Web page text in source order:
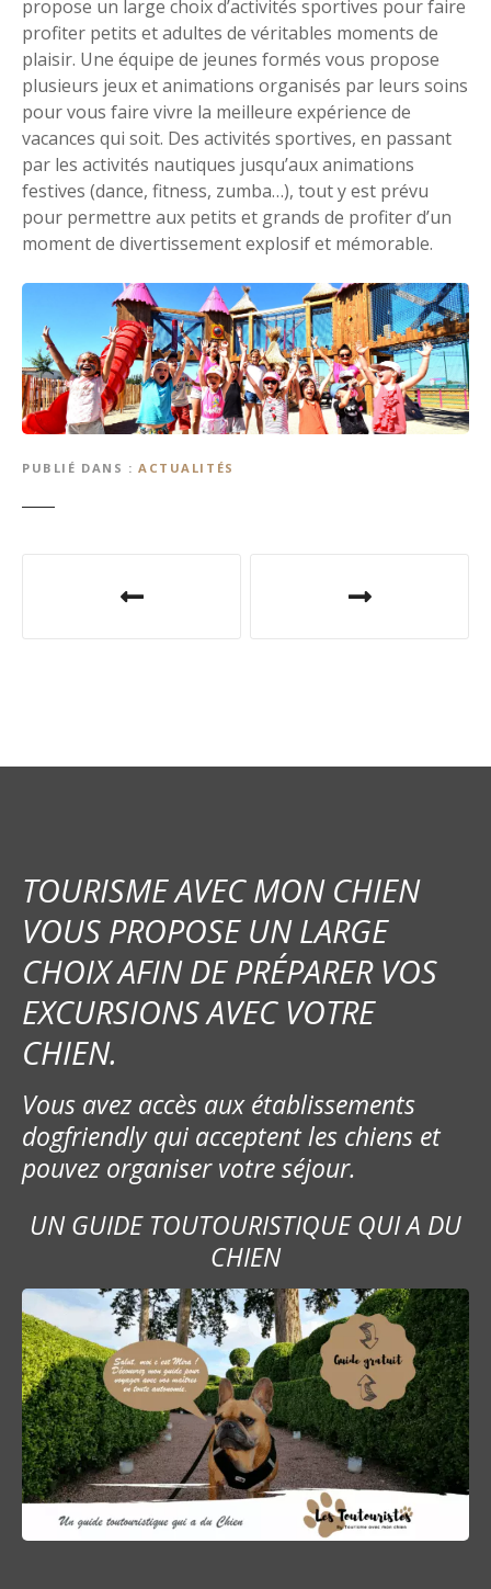
propose un large choix d’activités sportives pour faire
profiter petits et adultes de véritables moments de
plaisir. Une équipe de jeunes formés vous propose
plusieurs jeux et animations organisés par leurs soins
pour vous faire vivre la meilleure expérience de
vacances qui soit. Des activités sportives, en passant
par les activités nautiques jusqu’aux animations
festives (dance, fitness, zumba…), tout y est prévu
pour permettre aux petits et grands de profiter d’un
moment de divertissement explosif et mémorable.
PUBLIÉ DANS ACTUALITÉS
i
o
n
d
e
l
’
a
r
t
i
c
l
e
TOURISME AVEC MON CHIEN
VOUS PROPOSE UN LARGE
CHOIX AFIN DE PRÉPARER VOS
EXCURSIONS AVEC VOTRE
CHIEN.
Vous avez accès aux établissements
dogfriendly qui acceptent les chiens et
pouvez organiser votre séjour.
UN GUIDE TOUTOURISTIQUE QUI A DU
CHIEN